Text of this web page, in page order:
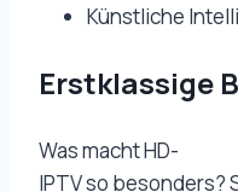
Künstliche
Erstklassige
Was macht HD-
IPTV so besonders?